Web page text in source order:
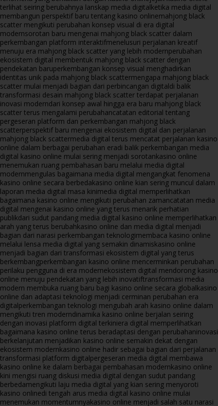
terlihat seiring berubahnya lanskap media digitalketika media digital
membangun perspektif baru tentang kasino onlinemahjong black
scatter mengikuti perubahan konsep visual di era digital
modernsorotan baru mengenai mahjong black scatter dalam
perkembangan platform interaktifmenelusuri perjalanan kreatif
menuju era mahjong black scatter yang lebih modernperubahan
ekosistem digital membentuk mahjong black scatter dengan
pendekatan baruperkembangan konsep visual menghadirkan
identitas unik pada mahjong black scattermengapa mahjong black
scatter mulai menjadi bagian dari perbincangan digitaldi balik
transformasi desain mahjong black scatter terdapat perjalanan
inovasi moderndari konsep awal hingga era baru mahjong black
scatter terus mengalami perubahancatatan editorial tentang
pergeseran platform dan perkembangan mahjong black
scatterperspektif baru mengenai ekosistem digital dan perjalanan
mahjong black scattermedia digital terus mencatat perjalanan kasino
online dalam berbagai perubahan eradi balik perkembangan media
digital kasino online mulai sering menjadi sorotankasino online
menemukan ruang pembahasan baru melalui media digital
modernmengulas bagaimana media digital mengangkat fenomena
kasino online secara berbedakasino online kian sering muncul dalam
laporan media digital masa kinimedia digital memperlihatkan
bagaimana kasino online mengikuti perubahan zamancatatan media
digital mengenai kasino online yang terus menarik perhatian
publikdari sudut pandang media digital kasino online memperlihatkan
arah yang terus berubahkasino online dan media digital menjadi
bagian dari narasi perkembangan teknologimembaca kasino online
melalui lensa media digital yang semakin dinamiskasino online
menjadi bagian dari transformasi ekosistem digital yang terus
berkembangperkembangan kasino online mencerminkan perubahan
perilaku pengguna di era modernekosistem digital mendorong kasino
online menuju pendekatan yang lebih inovatiftransformasi media
modern membuka ruang baru bagi kasino online secara globalkasino
online dan adaptasi teknologi menjadi cerminan perubahan era
digitalperkembangan teknologi mengubah arah kasino online dalam
mengikuti tren moderndinamika kasino online berjalan seiring
dengan inovasi platform digital terkiniera digital memperlihatkan
bagaimana kasino online terus beradaptasi dengan perubahaninovasi
berkelanjutan menjadikan kasino online semakin dekat dengan
ekosistem modernkasino online hadir sebagai bagian dari perjalanan
transformasi platform digitalpergeseran media digital membawa
kasino online ke dalam berbagai pembahasan modernkasino online
kini mengisi ruang diskusi media digital dengan sudut pandang
berbedamengikuti laju media digital yang kian sering menyoroti
kasino onlinedi tengah arus media digital kasino online mulai
menemukan momentumnyakasino online menjadi salah satu narasi